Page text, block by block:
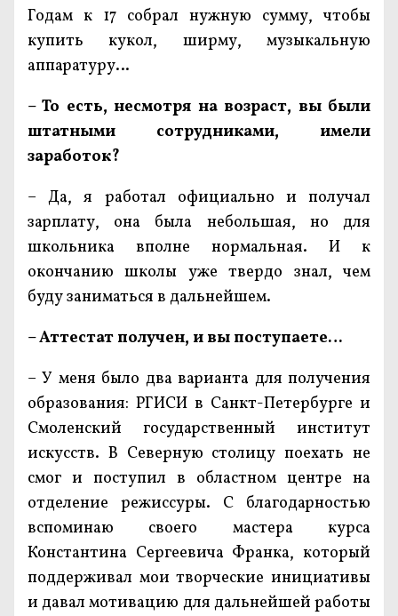
Годам к 17 собрал нужную сумму, чтобы
купить кукол, ширму, музыкальную
аппаратуру…
– То есть, несмотря на возраст, вы были
штатными сотрудниками, имели
заработок?
– Да, я работал официально и получал
зарплату, она была небольшая, но для
школьника вполне нормальная. И к
окончанию школы уже твердо знал, чем
буду заниматься в дальнейшем.
– Аттестат получен, и вы поступаете…
– У меня было два варианта для получения
образования: РГИСИ в Санкт-Петербурге и
Смоленский государственный институт
искусств. В Северную столицу поехать не
смог и поступил в областном центре на
отделение режиссуры. С благодарностью
вспоминаю своего мастера курса
Константина Сергеевича Франка, который
поддерживал мои творческие инициативы
и давал мотивацию для дальнейшей работы